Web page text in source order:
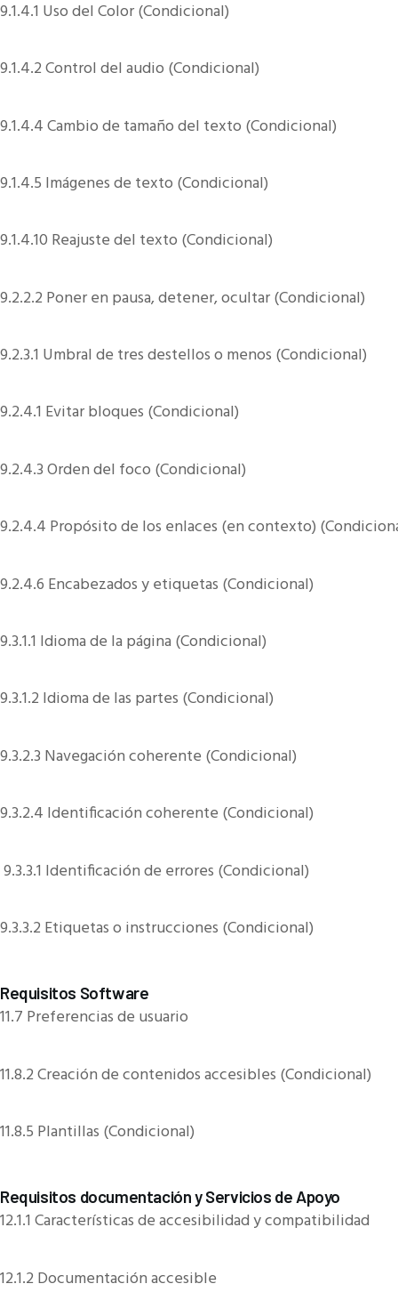
9.1.4.1 Uso del Color (Condicional)
9.1.4.2 Control del audio (Condicional)
9.1.4.4 Cambio de tamaño del texto (Condicional)
9.1.4.5 Imágenes de texto (Condicional)
9.1.4.10 Reajuste del texto (Condicional)
9.2.2.2 Poner en pausa, detener, ocultar (Condicional)
9.2.3.1 Umbral de tres destellos o menos (Condicional)
9.2.4.1 Evitar bloques (Condicional)
9.2.4.3 Orden del foco (Condicional)
9.2.4.4 Propósito de los enlaces (en contexto)
9.2.4.6 Encabezados y etiquetas (Condicional)
9.3.1.1 Idioma de la página (Condicional)
9.3.1.2 Idioma de las partes (Condicional)
9.3.2.3 Navegación coherente (Condicional)
9.3.2.4 Identificación coherente (Condicional)
9.3.3.1 Identificación de errores (Condicional)
9.3.3.2 Etiquetas o instrucciones (Condicional)
Requisitos Software
11.7 Preferencias de usuario
11.8.2 Creación de contenidos accesibles (Condicional)
11.8.5 Plantillas (Condicional)
Requisitos documentación y Servicios de Apoyo
12.1.1 Características de accesibilidad y compatibilidad
12.1.2 Documentación accesible